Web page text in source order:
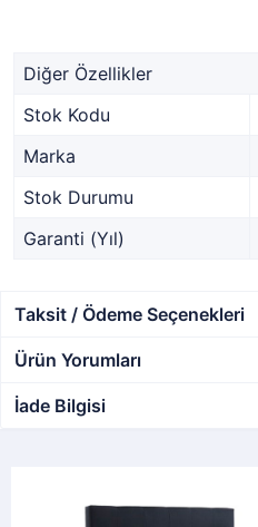
Diğer Özellikler
Stok Kodu
Marka
Stok Durumu
Garanti (Yıl)
Taksit / Ödeme Seçenekleri
Ürün Yorumları
İade Bilgisi